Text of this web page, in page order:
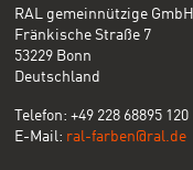
RAL gemeinnützige GmbH
Fränkische Straße 7
53229 Bonn
Deutschland
Telefon: +49 228 68895 120
E-Mail: ral-farben@ral.de